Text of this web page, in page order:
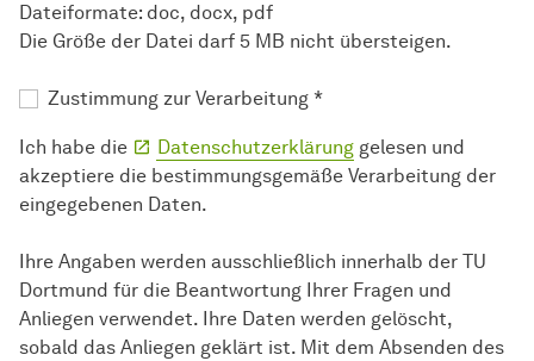
Dateiformate: doc, docx, pdf
Die Größe der Datei darf 5 MB nicht übersteigen.
Zustimmung zur Verarbeitung *
Ich habe die Datenschutzerklärung gelesen und
akzeptiere die bestimmungsgemäße Verarbeitung der
eingegebenen Daten.
Ihre Angaben werden ausschließlich innerhalb der TU
Dortmund für die Beantwortung Ihrer Fragen und
Anliegen verwendet. Ihre Daten werden gelöscht,
sobald das Anliegen geklärt ist. Mit dem Absenden des